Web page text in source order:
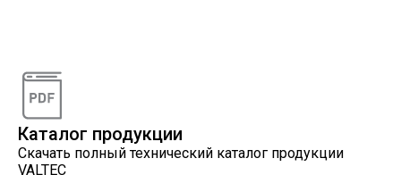
Каталог продукции
Скачать полный технический каталог продукции
VALTEC